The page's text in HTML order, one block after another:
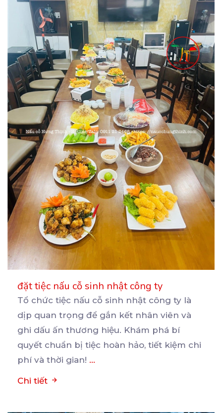
đặt tiệc nấu cỗ sinh nhật công ty
Tổ chức tiệc nấu cỗ sinh nhật công ty là
dịp quan trọng để gắn kết nhân viên và
ghi dấu ấn thương hiệu. Khám phá bí
quyết chuẩn bị tiệc hoàn hảo, tiết kiệm chi
phí và thời gian! ...
Chi tiết